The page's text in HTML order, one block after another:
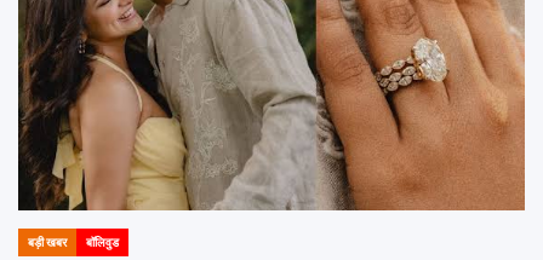
POSTED
बड़ी खबर बॉलिवुड